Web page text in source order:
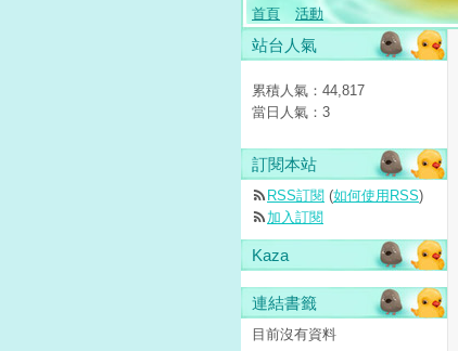
首頁 活動
站台人氣
累積人氣： 44,817
當日人氣： 3
訂閱本站
RSS訂閱 (如何使用RSS)
加入訂閱
Kaza
連結書籤
目前沒有資料